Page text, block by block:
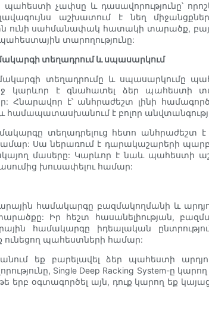
չափսը և դասավորությունը՝
աշխատում է նեղ
ունի սահմանափակ հատակի տարածք,
տարողությունը:
տեղադրում և սպասարկում
տեղադրումը և սպասարկումը
կարևոր է գնահատել ձեր պահեստի
Հնարավոր է՝ անհրաժեշտ լինի
համապատասխանում է բոլոր
տեղադրելուց հետո անհրաժեշտ
Սա ներառում է դարակաշարերի
մասերը: Կարևոր է նաև պահեստի
խուսափելու համար:
համակարգը բազմակողմանի և
Իր հեշտ հասանելիության,
համակարգը իդեալական
պահեստների համար:
եք բարելավել ձեր պահեստի
Single Deep Racking System-ը
երբ օգտագործել այն, դուք կարող եք